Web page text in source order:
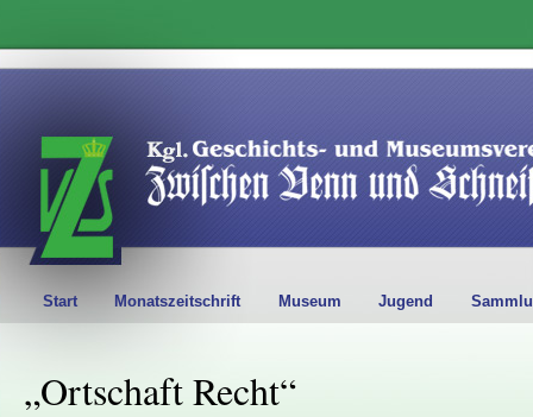
Start Monatszeitschrift Museum Jugend
„Ortschaft Recht“